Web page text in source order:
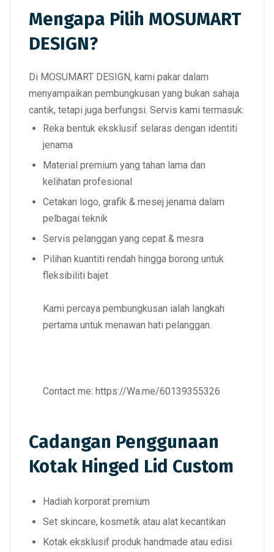
Mengapa Pilih MOSUMART
DESIGN?
Di MOSUMART DESIGN, kami pakar dalam
menyampaikan pembungkusan yang bukan sahaja
cantik, tetapi juga berfungsi. Servis kami termasuk:
Reka bentuk eksklusif selaras dengan identiti
jenama
Material premium yang tahan lama dan
kelihatan profesional
Cetakan logo, grafik & mesej jenama dalam
pelbagai teknik
Servis pelanggan yang cepat & mesra
Pilihan kuantiti rendah hingga borong untuk
fleksibiliti bajet
Kami percaya pembungkusan ialah langkah
pertama untuk menawan hati pelanggan.
Contact me: https://Wa.me/60139355326
Cadangan Penggunaan
Kotak Hinged Lid Custom
Hadiah korporat premium
Set skincare, kosmetik atau alat kecantikan
Kotak eksklusif produk handmade atau edisi